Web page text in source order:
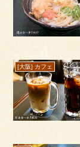
[大阪] カフェ